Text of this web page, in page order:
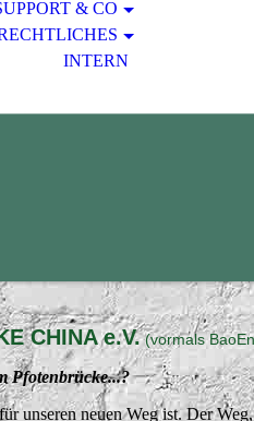
& CO
INTERN
CHINA e.V. (vormals
Pfotenbrücke...?
unseren neuen Weg ist. Der